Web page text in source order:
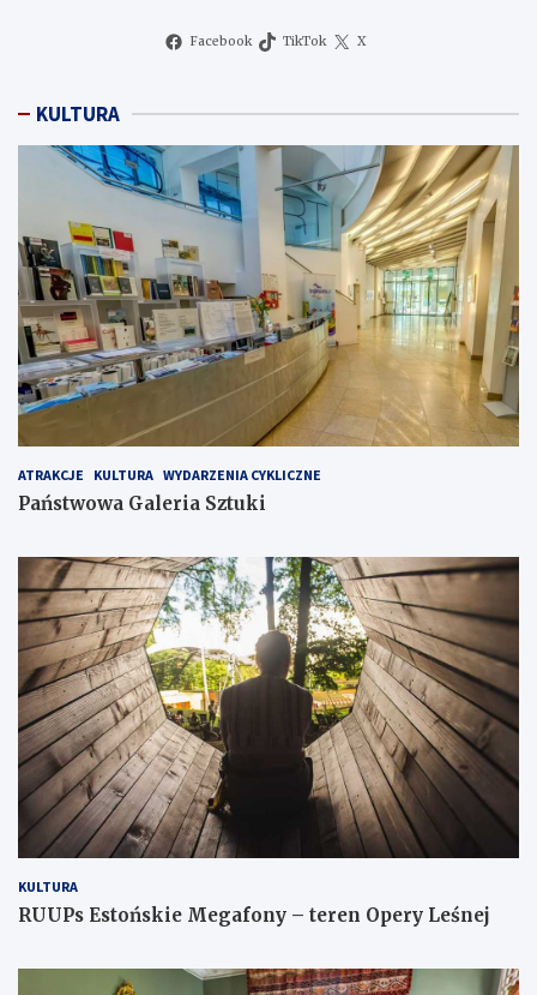
Facebook TikTok X
KULTURA
ATRAKCJE KULTURA WYDARZENIA CYKLICZNE
Państwowa Galeria Sztuki
KULTURA
RUUPs Estońskie Megafony – teren Opery Leśnej